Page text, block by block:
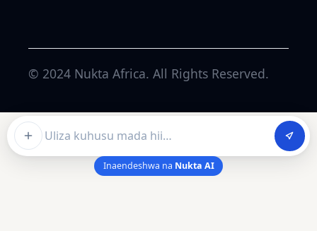
Ask about this article
Inaendeshwa na Nukta AI
© 2024 Nukta Africa. All Rights Reserved.